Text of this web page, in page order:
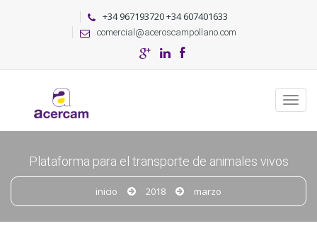
+34 967193720 +34 607401633
comercial@aceroscampollano.com
Plataforma para el transporte de animales vivos
inicio 2018 marzo